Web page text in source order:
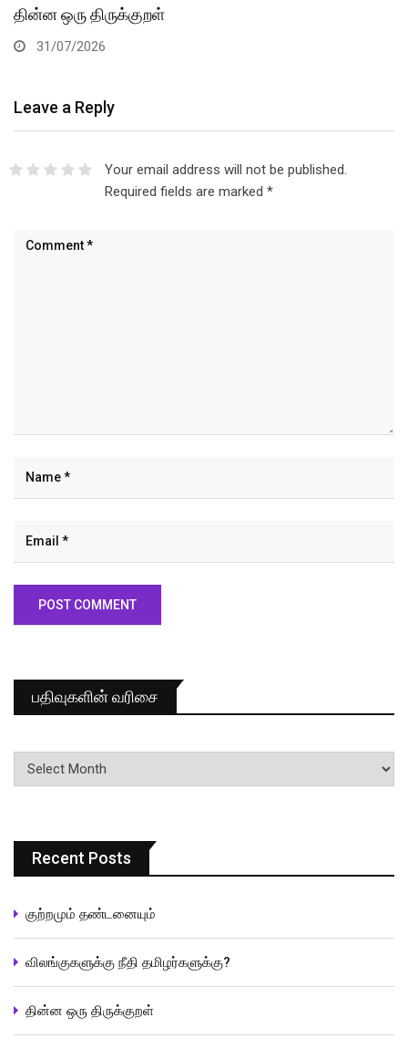
தின்ன ஒரு திருக்குறள்
31/07/2026
Leave a Reply
Your email address will not be published.
Required fields are marked *
பதிவுகளின் வரிசை
பதிவுகளின்
வரிசை
Recent Posts
குற்றமும் தண்டனையும்
விலங்குகளுக்கு நீதி தமிழர்களுக்கு?
தின்ன ஒரு திருக்குறள்